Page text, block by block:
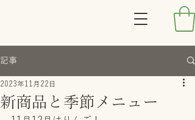
記事
新商品と季節メニュー
2023年11月22日